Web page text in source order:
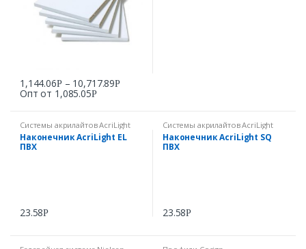
1,144.06Р– 10,717.89Р
Опт от 1,085.05Р
Системы акрилайтов AcriLight
Наконечник AcriLight EL
ПВХ
23.58Р
Системы акрилайтов AcriLight
Наконечник AcriLight SQ
ПВХ
23.58Р